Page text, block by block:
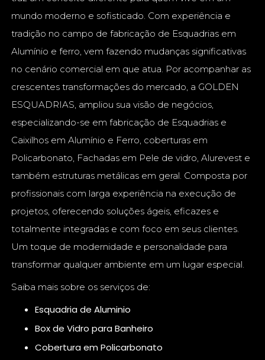
mundo moderno e sofisticado. Com experiência e
tradição no campo de fabricação de Esquadrias em
Alumínio e ferro, vem fazendo mudanças significativas
no cenário comercial em que atua. Por acompanhar as
crescentes transformações do mercado, a GOLDEN
ESQUADRIAS, ampliou sua visão de negócios,
especializando-se em fabricação de Esquadrias e
Caixilhos em Alumínio e Ferro, coberturas em
Policarbonato, Fachadas em Pele de vidro, Alurevest e
também estruturas metálicas em geral. Composta por
profissionais com larga experiência na execução de
projetos, oferecendo soluções ágeis, eficazes e
totalmente integradas e com foco em seus clientes.
Um toque de modernidade e personalidade para
transformar qualquer ambiente em um lugar especial.
Saiba mais sobre os serviços de:
Esquadria de Aluminio
Box de Vidro para Banheiro
Cobertura em Policarbonato